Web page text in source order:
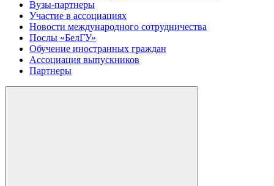
Вузы-партнеры
Участие в ассоциациях
Новости международного сотрудничества
Послы «БелГУ»
Обучение иностранных граждан
Ассоциация выпускников
Партнеры